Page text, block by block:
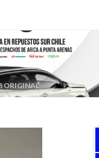
ORIGINAL